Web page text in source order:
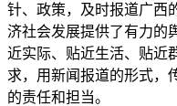
针、政策，及时报道广西
济社会发展提供了有力的
近实际、贴近生活、贴近
求，用新闻报道的形式，
的责任和担当。